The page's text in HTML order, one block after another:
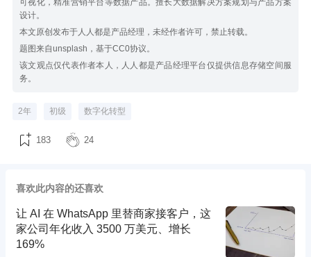
设计。
本文原创发布于人人都是产品经理，未经作者许可，禁止转载。
题图来自unsplash，基于CC0协议。
该文观点仅代表作者本人，人人都是产品经理平台仅提供信息存储空间服
务。
2年 初级 数字化转型
183 24
喜欢此内容的还喜欢
让 AI 在 WhatsApp 里替商家接客户，这
家公司年化收入 3500 万美元、增长
169%